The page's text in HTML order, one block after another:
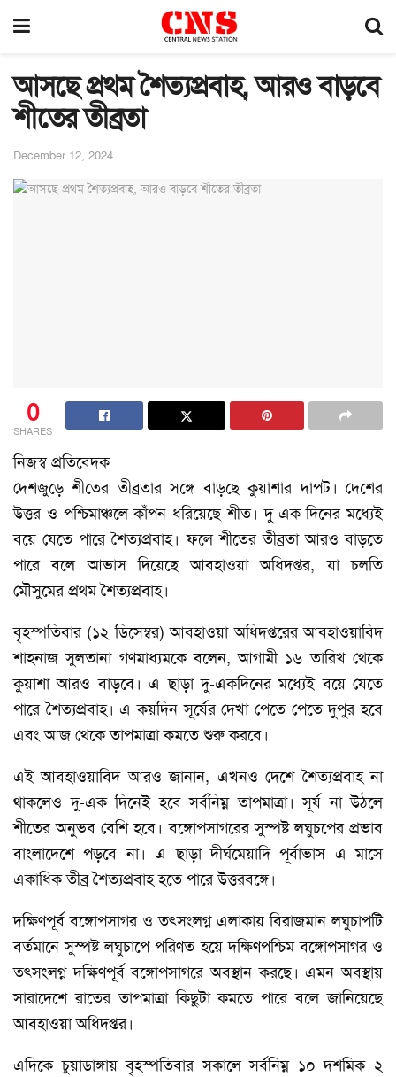
আসছে প্রথম শৈত্যপ্রবাহ, আরও বাড়বে
শীতের তীব্রতা
December 12, 2024
0
SHARES
নিজস্ব প্রতিবেদক
দেশজুড়ে শীতের তীব্রতার সঙ্গে বাড়ছে কুয়াশার দাপট। দেশের
উত্তর ও পশ্চিমাঞ্চলে কাঁপন ধরিয়েছে শীত। দু-এক দিনের মধ্যেই
বয়ে যেতে পারে শৈত্যপ্রবাহ। ফলে শীতের তীব্রতা আরও বাড়তে
পারে বলে আভাস দিয়েছে আবহাওয়া অধিদপ্তর, যা চলতি
মৌসুমের প্রথম শৈত্যপ্রবাহ।
বৃহস্পতিবার (১২ ডিসেম্বর) আবহাওয়া অধিদপ্তরের আবহাওয়াবিদ
শাহনাজ সুলতানা গণমাধ্যমকে বলেন, আগামী ১৬ তারিখ থেকে
কুয়াশা আরও বাড়বে। এ ছাড়া দু-একদিনের মধ্যেই বয়ে যেতে
পারে শৈত্যপ্রবাহ। এ কয়দিন সূর্যের দেখা পেতে পেতে দুপুর হবে
এবং আজ থেকে তাপমাত্রা কমতে শুরু করবে।
এই আবহাওয়াবিদ আরও জানান, এখনও দেশে শৈত্যপ্রবাহ না
থাকলেও দু-এক দিনেই হবে সর্বনিম্ন তাপমাত্রা। সূর্য না উঠলে
শীতের অনুভব বেশি হবে। বঙ্গোপসাগরের সুস্পষ্ট লঘুচপের প্রভাব
বাংলাদেশে পড়বে না। এ ছাড়া দীর্ঘমেয়াদি পূর্বাভাস এ মাসে
একাধিক তীব্র শৈত্যপ্রবাহ হতে পারে উত্তরবঙ্গে।
দক্ষিণপূর্ব বঙ্গোপসাগর ও তৎসংলগ্ন এলাকায় বিরাজমান লঘুচাপটি
বর্তমানে সুস্পষ্ট লঘুচাপে পরিণত হয়ে দক্ষিণপশ্চিম বঙ্গোপসাগর ও
তৎসংলগ্ন দক্ষিণপূর্ব বঙ্গোপসাগরে অবস্থান করছে। এমন অবস্থায়
সারাদেশে রাতের তাপমাত্রা কিছুটা কমতে পারে বলে জানিয়েছে
আবহাওয়া অধিদপ্তর।
এদিকে চুয়াডাঙ্গায় বৃহস্পতিবার সকালে সর্বনিম্ন ১০ দশমিক ২